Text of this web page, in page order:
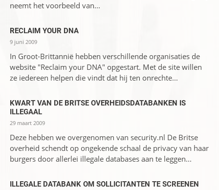
neemt het voorbeeld van...
RECLAIM YOUR DNA
9 juni 2009
In Groot-Brittannië hebben verschillende organisaties de
website "Reclaim your DNA" opgestart. Met de site willen
ze iedereen helpen die vindt dat hij ten onrechte...
KWART VAN DE BRITSE OVERHEIDSDATABANKEN IS
ILLEGAAL
29 maart 2009
Deze hebben we overgenomen van security.nl De Britse
overheid schendt op ongekende schaal de privacy van haar
burgers door allerlei illegale databases aan te leggen...
ILLEGALE DATABANK OM SOLLICITANTEN TE SCREENEN